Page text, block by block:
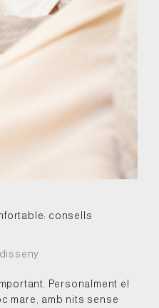
consells
Personalment el
mare, amb nits sense